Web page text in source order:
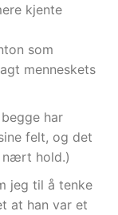
kjente
som
menneskets
har
felt, og det
nært hold.)
jeg til å tenke
at han var et